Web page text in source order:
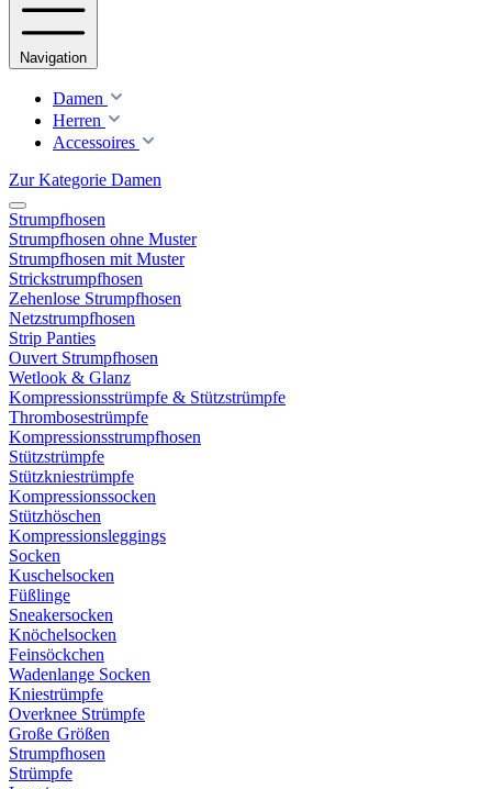
Navigation
Damen
Herren
Accessoires
Zur Kategorie Damen
Strumpfhosen
Strumpfhosen ohne Muster
Strumpfhosen mit Muster
Strickstrumpfhosen
Zehenlose Strumpfhosen
Netzstrumpfhosen
Strip Panties
Ouvert Strumpfhosen
Wetlook & Glanz
Kompressionsstrümpfe & Stützstrümpfe
Thrombosestrümpfe
Kompressionsstrumpfhosen
Stützstrümpfe
Stützkniestrümpfe
Kompressionssocken
Stützhöschen
Kompressionsleggings
Socken
Kuschelsocken
Füßlinge
Sneakersocken
Knöchelsocken
Feinsöckchen
Wadenlange Socken
Kniestrümpfe
Overknee Strümpfe
Große Größen
Strumpfhosen
Strümpfe